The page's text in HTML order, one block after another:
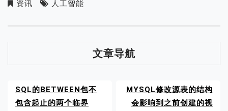
资讯 人工智能
文章导航
SQL的BETWEEN包不
包含起止的两个临界
MYSQL修改源表的结构
会影响到之前创建的视